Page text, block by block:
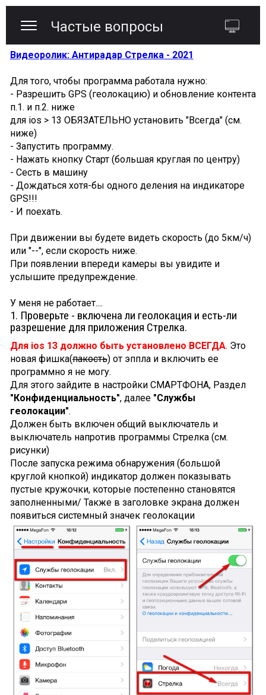
Частые вопросы
Видеоролик: Антирадар Стрелка - 2021
Для того, чтобы программа работала нужно:
- Разрешить GPS (геолокацию) и обновление контента
п.1. и п.2. ниже
для ios > 13 ОБЯЗАТЕЛЬНО установить "Всегда" (см.
ниже)
- Запустить программу.
- Нажать кнопку Старт (большая круглая по центру)
- Сесть в машину
- Дождаться хотя-бы одного деления на индикаторе
GPS!!!
- И поехать.
При движении вы будете видеть скорость (до 5км/ч)
или "--", если скорость ниже.
При появлении впереди камеры вы увидите и
услышите предупреждение.
У меня не работает....
1. Проверьте - включена ли геолокация и есть-ли
разрешение для приложения Стрелка.
Для ios 13 должно быть установлено ВСЕГДА. Это
новая фишка(пакость) от эппла и включить ее
программно я не могу.
Для этого зайдите в настройки СМАРТФОНА, Раздел
"Конфиденциальность", далее "Службы
геолокации".
Должен быть включен общий выключатель и
выключатель напротив программы Стрелка (см.
рисунки)
После запуска режима обнаружения (большой
круглой кнопкой) индикатор должен показывать
пустые кружочки, которые постепенно становятся
заполненными/ Также в заголовке экрана должен
появиться системный значек геолокации